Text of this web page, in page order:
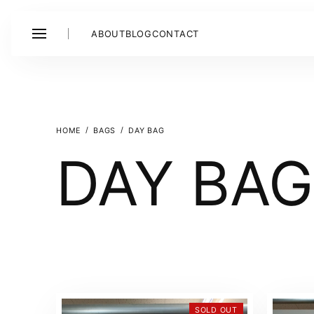
ABOUTBLOGCONTACT
BAGS DAY BAG
DAY BAG
SOLD OUT